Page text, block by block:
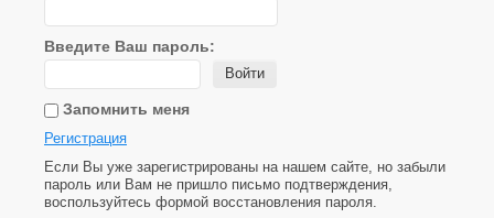
Введите Ваш пароль:
Войти
Запомнить меня
Регистрация
Если Вы уже зарегистрированы на нашем сайте, но забыли
пароль или Вам не пришло письмо подтверждения,
воспользуйтесь формой восстановления пароля.